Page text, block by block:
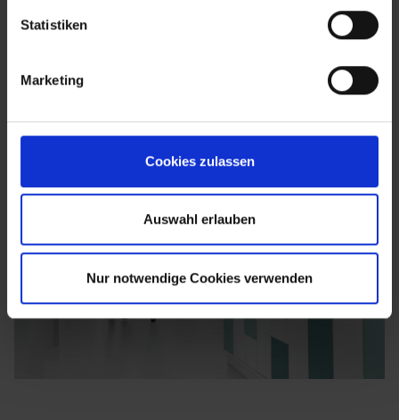
Statistiken
Marketing
Cookies zulassen
Auswahl erlauben
Nur notwendige Cookies verwenden